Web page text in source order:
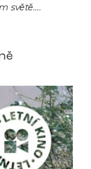
světě….